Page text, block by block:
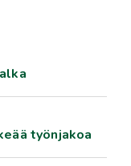
työnjakoa